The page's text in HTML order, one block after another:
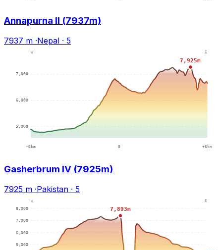
Annapurna II (7937m)
7937 m ·Nepal · 5
Gasherbrum IV (7925m)
7925 m ·Pakistan · 5